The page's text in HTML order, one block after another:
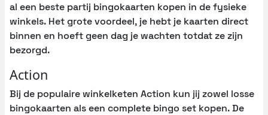
al een beste partij bingokaarten kopen in de fysieke
winkels. Het grote voordeel, je hebt je kaarten direct
binnen en hoeft geen dag je wachten totdat ze zijn
bezorgd.
Action
Bij de populaire winkelketen Action kun jij zowel losse
bingokaarten als een complete bingo set kopen. De